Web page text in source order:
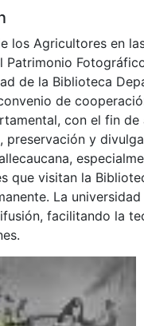
los Agricultores en
Patrimonio
de la Biblioteca
de
con el fin de
preservación y
que visitan la
La
facilitando la